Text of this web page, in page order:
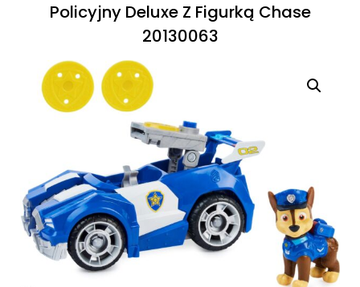
Policyjny Deluxe Z Figurką Chase
20130063